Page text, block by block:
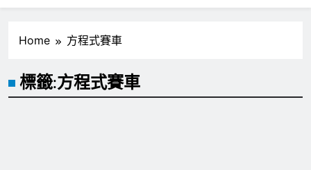
Home 方程式賽車
標籤:方程式賽車